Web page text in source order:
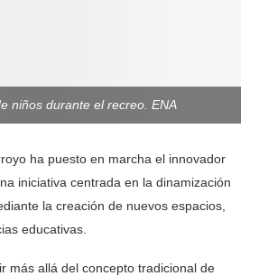
niños durante el recreo. ENA
ha puesto en marcha el innovador
iniciativa centrada en la dinamización
la creación de nuevos espacios,
educativas.
más allá del concepto tradicional de